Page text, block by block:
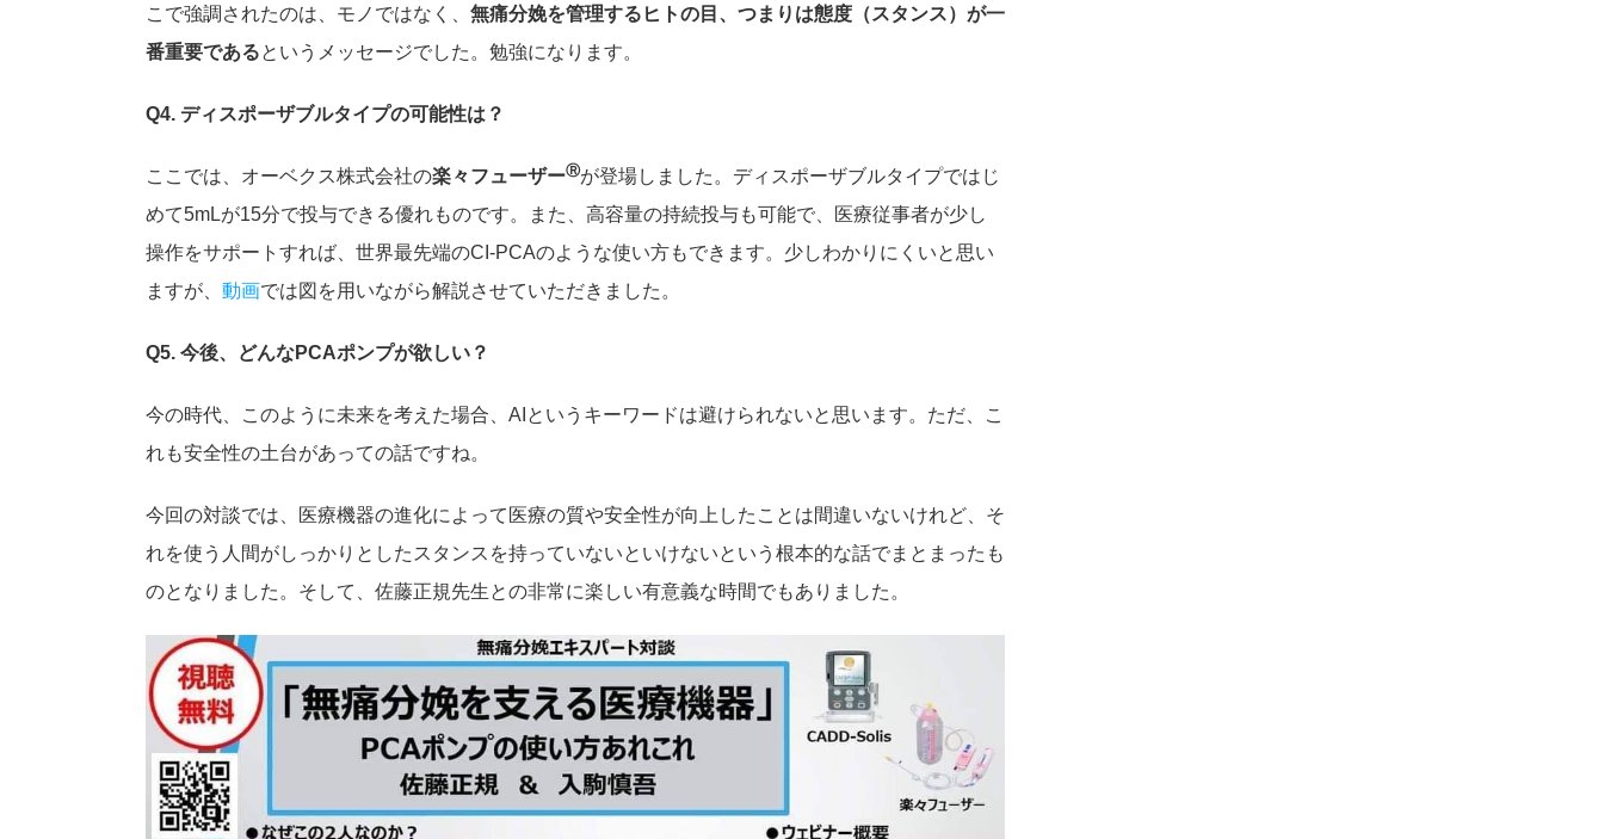
こで強調されたのは、モノではなく、 無痛分娩を管理するヒトの目、つまりは態度（スタンス）が一
番重要であるというメッセージでした。勉強になります。
Q4. ディスポーザブルタイプの可能性は？
ここでは、オーベクス株式会社の楽々フューザーⓇが登場しました。ディスポーザブルタイプではじ
めて5mLが15分で投与できる優れものです。また、高容量の持続投与も可能で、医療従事者が少し
操作をサポートすれば、世界最先端のCI-PCAのような使い方もできます。少しわかりにくいと思い
ますが、 動画では図を用いながら解説させていただきました。
Q5. 今後、どんなPCAポンプが欲しい？
今の時代、このように未来を考えた場合、AIというキーワードは避けられないと思います。ただ、こ
れも安全性の土台があっての話ですね。
今回の対談では、医療機器の進化によって医療の質や安全性が向上したことは間違いないけれど、そ
れを使う人間がしっかりとしたスタンスを持っていないといけないという根本的な話でまとまったも
のとなりました。そして、佐藤正規先生との非常に楽しい有意義な時間でもありました。